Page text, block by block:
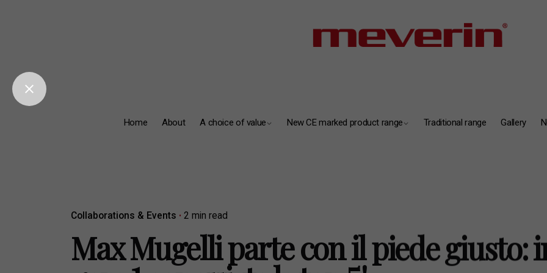
Home About A choice of value New CE marked product range Traditional range Gallery
Collaborations & Events 2 min read
Max Mugelli parte con il piede giusto: